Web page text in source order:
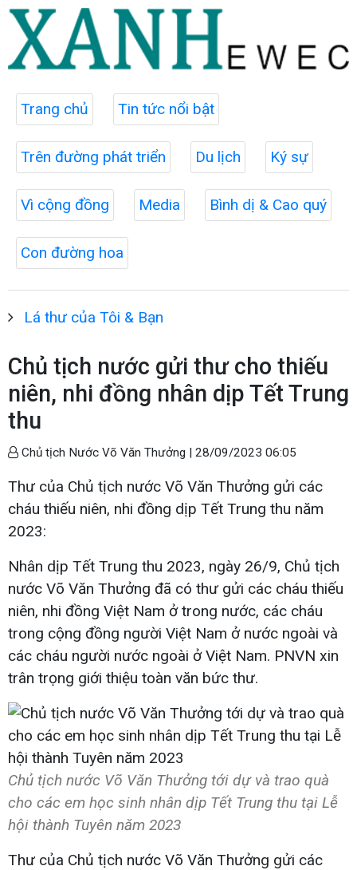
Trang chủ Tin tức nổi bật
Trên đường phát triển Du lịch Ký sự
Vì cộng đồng Media Bình dị & Cao quý
Con đường hoa
Lá thư của Tôi & Bạn
Chủ tịch nước gửi thư cho thiếu
niên, nhi đồng nhân dịp Tết Trung
thu
Chủ tịch Nước Võ Văn Thưởng | 28/09/2023 06:05
Thư của Chủ tịch nước Võ Văn Thưởng gửi các
cháu thiếu niên, nhi đồng dịp Tết Trung thu năm
2023:
Nhân dịp Tết Trung thu 2023, ngày 26/9, Chủ tịch
nước Võ Văn Thưởng đã có thư gửi các cháu thiếu
niên, nhi đồng Việt Nam ở trong nước, các cháu
trong cộng đồng người Việt Nam ở nước ngoài và
các cháu người nước ngoài ở Việt Nam. PNVN xin
trân trọng giới thiệu toàn văn bức thư.
Chủ tịch nước Võ Văn Thưởng tới dự và trao quà
cho các em học sinh nhân dịp Tết Trung thu tại Lễ
hội thành Tuyên năm 2023
Thư của Chủ tịch nước Võ Văn Thưởng gửi các